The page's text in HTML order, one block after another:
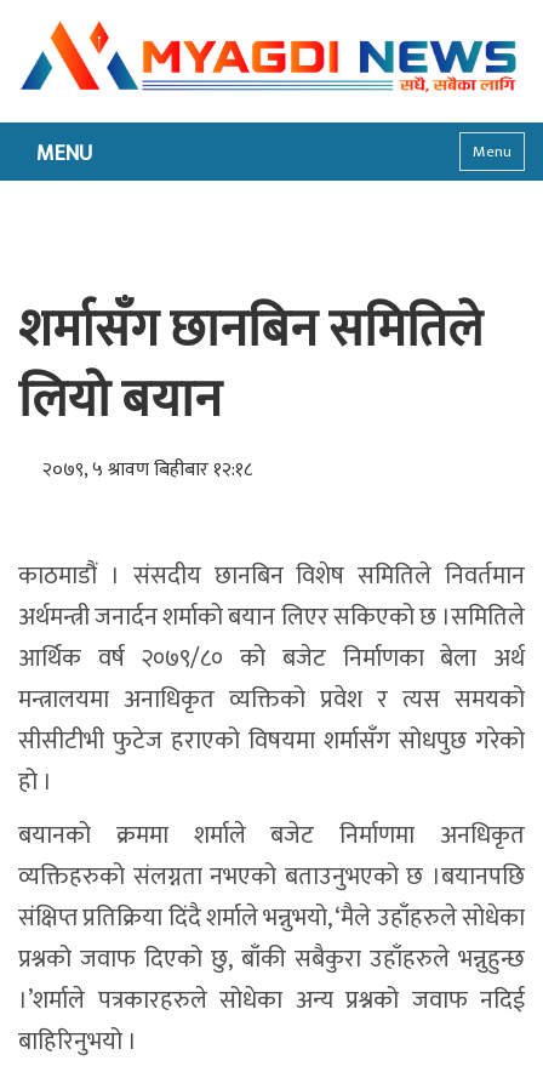
MENU Menu
शर्मासँग छानबिन समितिले
लियो बयान
२०७९, ५ श्रावण बिहीबार १२:१८
काठमाडौं । संसदीय छानबिन विशेष समितिले निवर्तमान
अर्थमन्त्री जनार्दन शर्माको बयान लिएर सकिएको छ ।समितिले
आर्थिक वर्ष २०७९/८० को बजेट निर्माणका बेला अर्थ
मन्त्रालयमा अनाधिकृत व्यक्तिको प्रवेश र त्यस समयको
सीसीटीभी फुटेज हराएको विषयमा शर्मासँग सोधपुछ गरेको
हो ।
बयानको क्रममा शर्माले बजेट निर्माणमा अनधिकृत
व्यक्तिहरुको संलग्नता नभएको बताउनुभएको छ ।बयानपछि
संक्षिप्त प्रतिक्रिया दिंदै शर्माले भन्नुभयो, ‘मैले उहाँहरुले सोधेका
प्रश्नको जवाफ दिएको छु, बाँकी सबैकुरा उहाँहरुले भन्नुहुन्छ
।’शर्माले पत्रकारहरुले सोधेका अन्य प्रश्नको जवाफ नदिई
बाहिरिनुभयो ।